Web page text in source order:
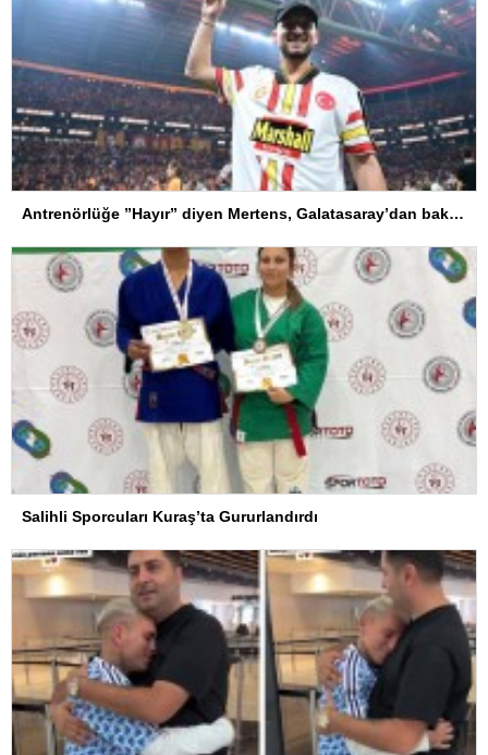
Antrenörlüğe ”Hayır” diyen Mertens, Galatasaray’dan bakın ne istedi
Salihli Sporcuları Kuraş’ta Gururlandırdı